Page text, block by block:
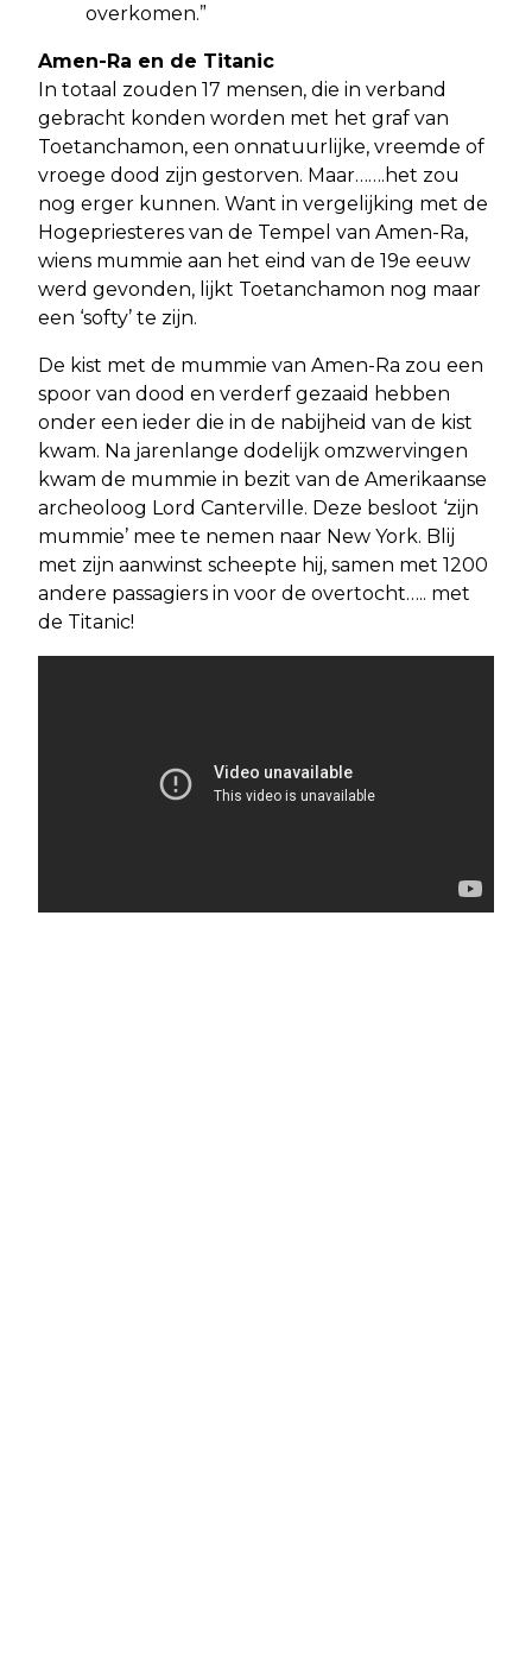
overkomen.”
Amen-Ra en de Titanic
In totaal zouden 17 mensen, die in verband
gebracht konden worden met het graf van
Toetanchamon, een onnatuurlijke, vreemde of
vroege dood zijn gestorven. Maar…….het zou
nog erger kunnen. Want in vergelijking met de
Hogepriesteres van de Tempel van Amen-Ra,
wiens mummie aan het eind van de 19e eeuw
werd gevonden, lijkt Toetanchamon nog maar
een ‘softy’ te zijn.
De kist met de mummie van Amen-Ra zou een
spoor van dood en verderf gezaaid hebben
onder een ieder die in de nabijheid van de kist
kwam. Na jarenlange dodelijk omzwervingen
kwam de mummie in bezit van de Amerikaanse
archeoloog Lord Canterville. Deze besloot ‘zijn
mummie’ mee te nemen naar New York. Blij
met zijn aanwinst scheepte hij, samen met 1200
andere passagiers in voor de overtocht….. met
de Titanic!